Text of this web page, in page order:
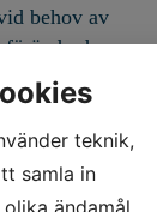
behov av
teknik,
samla in
ändamål,